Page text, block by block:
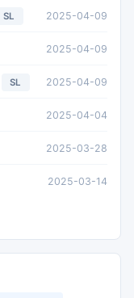
SL 2025-04-09
2025-04-09
SL 2025-04-09
2025-04-04
2025-03-28
2025-03-14